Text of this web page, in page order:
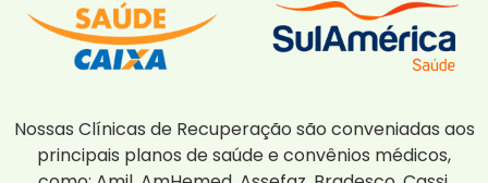
Nossas Clínicas de Recuperação são conveniadas aos
principais planos de saúde e convênios médicos,